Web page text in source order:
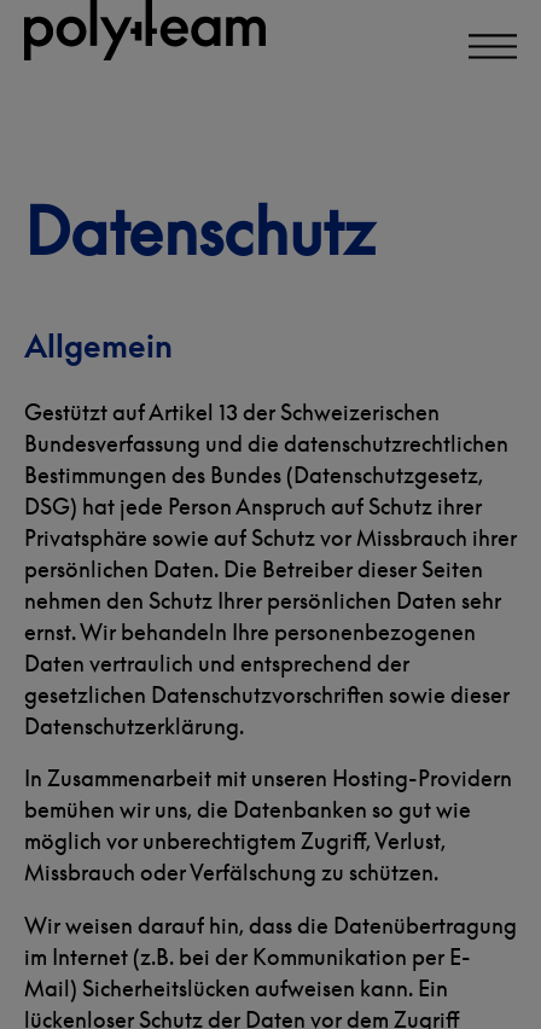
Direkt
zum
Datenschutz
Allgemein
Gestützt auf Artikel 13 der Schweizerischen
Bundesverfassung und die datenschutzrechtlichen
Bestimmungen des Bundes (Datenschutzgesetz,
DSG) hat jede Person Anspruch auf Schutz ihrer
Privatsphäre sowie auf Schutz vor Missbrauch ihrer
persönlichen Daten. Die Betreiber dieser Seiten
nehmen den Schutz Ihrer persönlichen Daten sehr
ernst. Wir behandeln Ihre personenbezogenen
Daten vertraulich und entsprechend der
gesetzlichen Datenschutzvorschriften sowie dieser
Datenschutzerklärung.
In Zusammenarbeit mit unseren Hosting-Providern
bemühen wir uns, die Datenbanken so gut wie
möglich vor unberechtigtem Zugriff, Verlust,
Missbrauch oder Verfälschung zu schützen.
Wir weisen darauf hin, dass die Datenübertragung
im Internet (z.B. bei der Kommunikation per E-
Mail) Sicherheitslücken aufweisen kann. Ein
lückenloser Schutz der Daten vor dem Zugriff